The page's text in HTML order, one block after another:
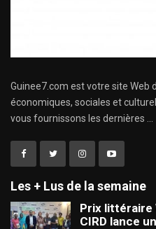
Guinee7.com est votre site Web
économiques, sociales et
vous fournissons les dernières ...
Les + Lus de la semaine
Prix littéraire
CIRD lance